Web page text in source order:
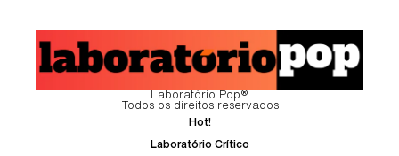
Laboratório Pop®
Todos os direitos reservados
Hot!
Laboratório Crítico